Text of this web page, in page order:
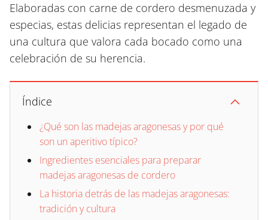
Elaboradas con carne de cordero desmenuzada y
especias, estas delicias representan el legado de
una cultura que valora cada bocado como una
celebración de su herencia.
Índice
¿Qué son las madejas aragonesas y por qué
son un aperitivo típico?
Ingredientes esenciales para preparar
madejas aragonesas de cordero
La historia detrás de las madejas aragonesas:
tradición y cultura